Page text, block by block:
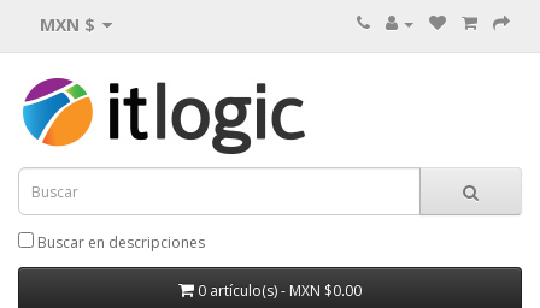
MXN $
Buscar en descripciones
0 artículo(s) - MXN $0.00